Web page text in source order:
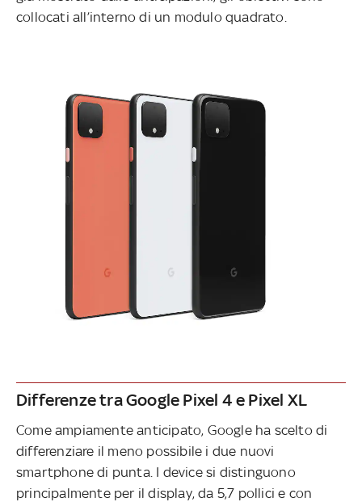
collocati all’interno di un modulo quadrato.
Differenze tra Google Pixel 4 e Pixel XL
Come ampiamente anticipato, Google ha scelto di
differenziare il meno possibile i due nuovi
smartphone di punta. I device si distinguono
principalmente per il display, da 5,7 pollici e con